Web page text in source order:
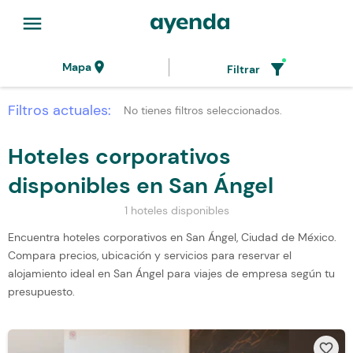
menu
Mapalocation_on Filtrar filter_alt
Filtros actuales: No tienes filtros seleccionados.
Hoteles corporativos
disponibles en San Ángel
1 hoteles disponibles
Encuentra hoteles corporativos en San Ángel, Ciudad de México.
Compara precios, ubicación y servicios para reservar el
alojamiento ideal en San Ángel para viajes de empresa según tu
presupuesto.
favorite_border